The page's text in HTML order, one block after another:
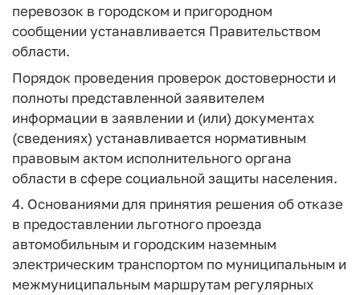
перевозок в городском и пригородном
сообщении устанавливается Правительством
области.
Порядок проведения проверок достоверности и
полноты представленной заявителем
информации в заявлении и (или) документах
(сведениях) устанавливается нормативным
правовым актом исполнительного органа
области в сфере социальной защиты населения.
4. Основаниями для принятия решения об отказе
в предоставлении льготного проезда
автомобильным и городским наземным
электрическим транспортом по муниципальным и
межмуниципальным маршрутам регулярных